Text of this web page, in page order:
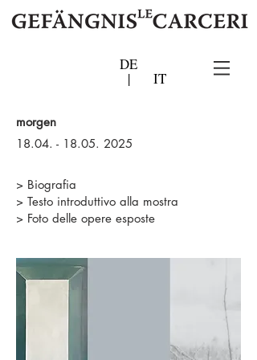
DE
| IT
morgen
18.04. - 18.05. 2025
> Biografia
> Testo introduttivo alla mostra
> Foto delle opere esposte